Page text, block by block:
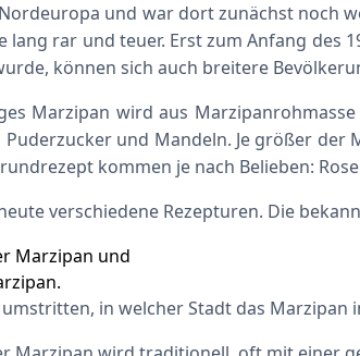
und war dort zunächst noch
lang rar und teuer. Erst zum Anfang des
können sich auch breitere
Marzipan wird aus
und Mandeln. Je größer
kommen je nach Belieben:
verschiedene Rezepturen. Die
Marzipan und
in welcher Stadt das